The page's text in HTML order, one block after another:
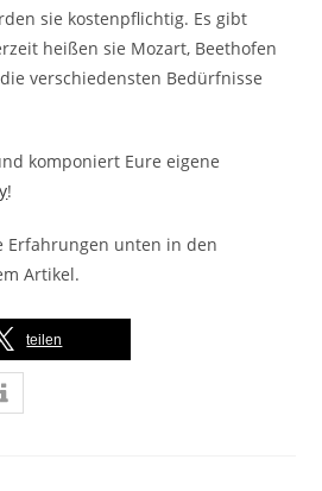
sie kostenpflichtig. Es gibt
heißen sie Mozart, Beethofen
verschiedensten Bedürfnisse
komponiert Eure eigene
!
Erfahrungen unten in den
Artikel.
teilen